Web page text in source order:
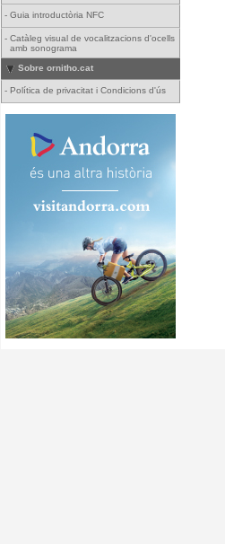
- Guia introductòria NFC
- Catàleg visual de vocalitzacions d'ocells
amb sonograma
Sobre ornitho.cat
- Política de privacitat i Condicions d'ús